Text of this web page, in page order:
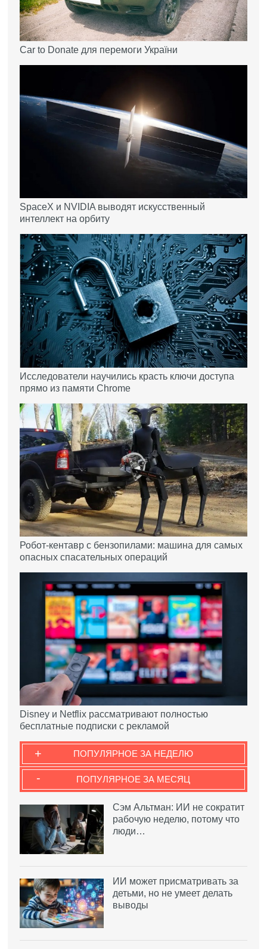
Car to Donate для перемоги України
SpaceX и NVIDIA выводят искусственный
интеллект на орбиту
Исследователи научились красть ключи доступа
прямо из памяти Chrome
Робот-кентавр с бензопилами: машина для самых
опасных спасательных операций
Disney и Netflix рассматривают полностью
бесплатные подписки с рекламой
ПОПУЛЯРНОЕ ЗА НЕДЕЛЮ
+
ПОПУЛЯРНОЕ ЗА МЕСЯЦ
-
Сэм Альтман: ИИ не сократит
рабочую неделю, потому что
люди…
ИИ может присматривать за
детьми, но не умеет делать
выводы